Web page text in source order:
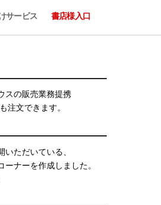
サービス 書店様入口
スの販売業務提携
注文できます。
ただいている、
ナーを作成しました。